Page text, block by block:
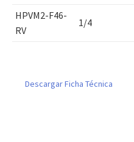
HPVM2-F46-
RV
1/4
Descargar Ficha Técnica